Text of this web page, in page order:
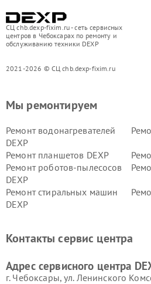
СЦ chb.dexp-fixim.ru - сеть сервисных
центров в Чебоксарах по ремонту и
обслуживанию техники DEXP
2021-2026 © СЦ chb.dexp-fixim.ru
Мы ремонтируем
Ремонт водонагревателей
DEXP
Ремонт планшетов DEXP
Ремонт роботов-пылесосов
DEXP
Ремонт стиральных машин
DEXP
Ремонт серверов DEXP
Контакты сервис центра
Адрес сервисного центра
г. Чебоксары, ул. Ленинского